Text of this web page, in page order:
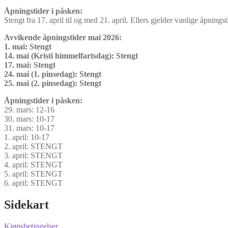
Åpningstider i påsken:
Stengt fra 17. april til og med 21. april. Ellers gjelder vanlige
Avvikende åpningstider mai 2026:
1. mai: Stengt
14. mai (Kristi himmelfartsdag): Stengt
17. mai: Stengt
24. mai (1. pinsedag): Stengt
25. mai (2. pinsedag): Stengt
Åpningstider i påsken:
29. mars: 12-16
30. mars: 10-17
31. mars: 10-17
1. april: 10-17
2. april: STENGT
3. april: STENGT
4. april: STENGT
5. april: STENGT
6. april: STENGT
Sidekart
Kjøpsbetingelser